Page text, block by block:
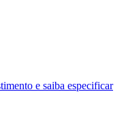
e saiba especificar